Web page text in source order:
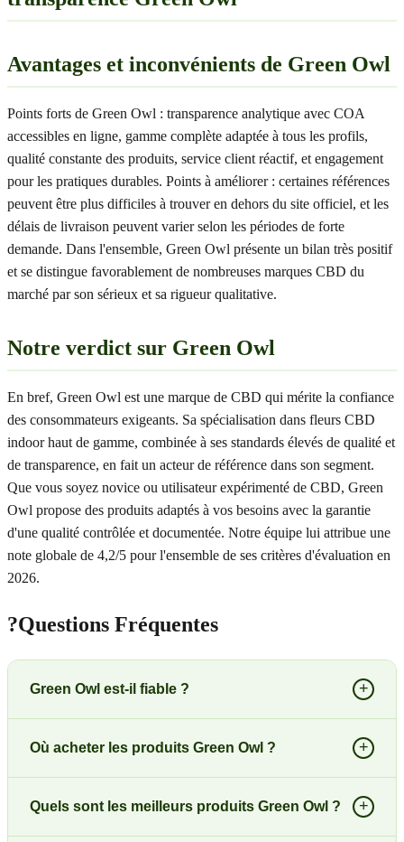
Avantages et inconvénients de Green Owl
Points forts de Green Owl : transparence analytique avec COA
accessibles en ligne, gamme complète adaptée à tous les profils,
qualité constante des produits, service client réactif, et engagement
pour les pratiques durables. Points à améliorer : certaines références
peuvent être plus difficiles à trouver en dehors du site officiel, et les
délais de livraison peuvent varier selon les périodes de forte
demande. Dans l'ensemble, Green Owl présente un bilan très positif
et se distingue favorablement de nombreuses marques CBD du
marché par son sérieux et sa rigueur qualitative.
Notre verdict sur Green Owl
En bref, Green Owl est une marque de CBD qui mérite la confiance
des consommateurs exigeants. Sa spécialisation dans fleurs CBD
indoor haut de gamme, combinée à ses standards élevés de qualité et
de transparence, en fait un acteur de référence dans son segment.
Que vous soyez novice ou utilisateur expérimenté de CBD, Green
Owl propose des produits adaptés à vos besoins avec la garantie
d'une qualité contrôlée et documentée. Notre équipe lui attribue une
note globale de 4,2/5 pour l'ensemble de ses critères d'évaluation en
2026.
?Questions Fréquentes
Green Owl est-il fiable ? +
Où acheter les produits Green Owl ? +
Quels sont les meilleurs produits Green Owl ? +